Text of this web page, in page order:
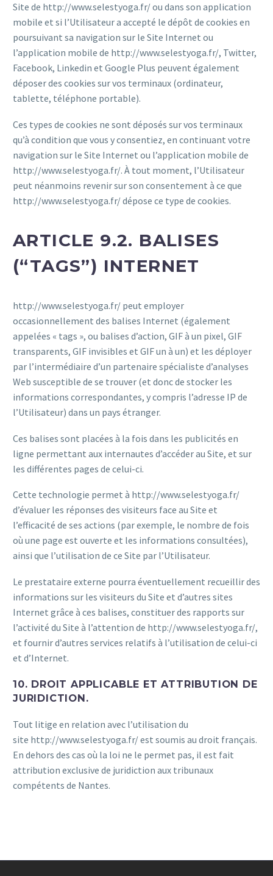
Site de http://www.selestyoga.fr/ ou dans son application
mobile et si l’Utilisateur a accepté le dépôt de cookies en
poursuivant sa navigation sur le Site Internet ou
l’application mobile de http://www.selestyoga.fr/, Twitter,
Facebook, Linkedin et Google Plus peuvent également
déposer des cookies sur vos terminaux (ordinateur,
tablette, téléphone portable).
Ces types de cookies ne sont déposés sur vos terminaux
qu’à condition que vous y consentiez, en continuant votre
navigation sur le Site Internet ou l’application mobile de
http://www.selestyoga.fr/. À tout moment, l’Utilisateur
peut néanmoins revenir sur son consentement à ce que
http://www.selestyoga.fr/ dépose ce type de cookies.
ARTICLE 9.2. BALISES
(“TAGS”) INTERNET
http://www.selestyoga.fr/ peut employer
occasionnellement des balises Internet (également
appelées « tags », ou balises d’action, GIF à un pixel, GIF
transparents, GIF invisibles et GIF un à un) et les déployer
par l’intermédiaire d’un partenaire spécialiste d’analyses
Web susceptible de se trouver (et donc de stocker les
informations correspondantes, y compris l’adresse IP de
l’Utilisateur) dans un pays étranger.
Ces balises sont placées à la fois dans les publicités en
ligne permettant aux internautes d’accéder au Site, et sur
les différentes pages de celui-ci.
Cette technologie permet à http://www.selestyoga.fr/
d’évaluer les réponses des visiteurs face au Site et
l’efficacité de ses actions (par exemple, le nombre de fois
où une page est ouverte et les informations consultées),
ainsi que l’utilisation de ce Site par l’Utilisateur.
Le prestataire externe pourra éventuellement recueillir des
informations sur les visiteurs du Site et d’autres sites
Internet grâce à ces balises, constituer des rapports sur
l’activité du Site à l’attention de http://www.selestyoga.fr/,
et fournir d’autres services relatifs à l’utilisation de celui-ci
et d’Internet.
10. DROIT APPLICABLE ET ATTRIBUTION DE
JURIDICTION.
Tout litige en relation avec l’utilisation du
site http://www.selestyoga.fr/ est soumis au droit français.
En dehors des cas où la loi ne le permet pas, il est fait
attribution exclusive de juridiction aux tribunaux
compétents de Nantes.